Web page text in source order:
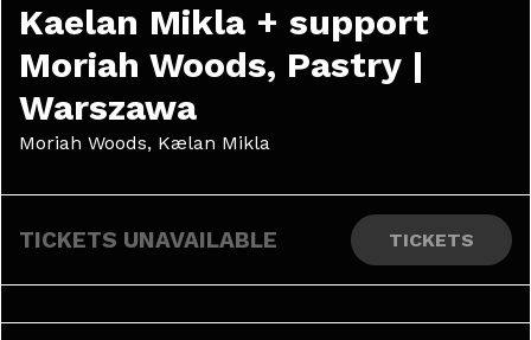
Kaelan Mikla + support
Moriah Woods, Pastry |
Warszawa
Moriah Woods, Kælan Mikla
TICKETS UNAVAILABLE TICKETS